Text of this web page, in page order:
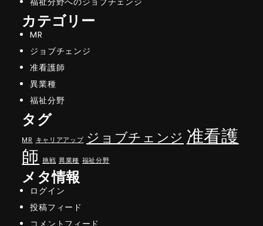
カテゴリー
MR
ジョブチェンジ
准看護師
異業種
福祉分野
タグ
MR キャリアアップ ジョブチェンジ 准看護
師 挑戦 異業種 福祉分野
メタ情報
ログイン
投稿フィード
コメントフィード